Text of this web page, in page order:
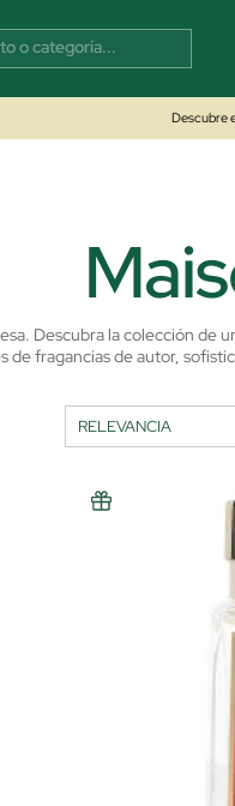
Descubre
Descubra la colección de
fragancias de autor,